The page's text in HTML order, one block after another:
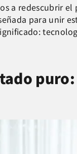
a redescubrir
para unir
puro: